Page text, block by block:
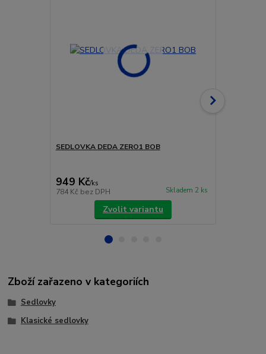
SEDLOVKA DEDA ZERO1 BOB
949 Kč/ks
784 Kč bez DPH Skladem 2 ks
Zvolit variantu
Zboží zařazeno v kategoriích
Sedlovky
Klasické sedlovky